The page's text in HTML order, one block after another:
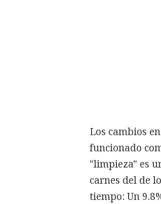
Los cambios
funcionado
"limpieza" es
carnes del de
tiempo: Un